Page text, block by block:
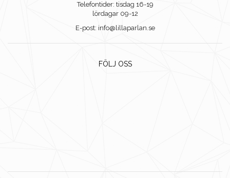
Telefontider: tisdag 16-19
lördagar 09-12
E-post: info@lillaparlan.se
FÖLJ OSS